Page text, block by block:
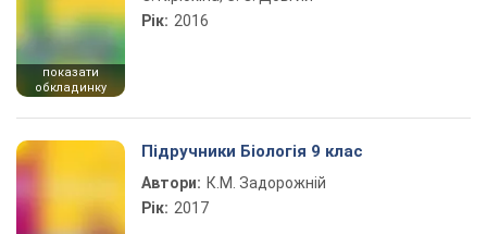
показати
обкладинку
Рік: 2016
Підручники Біологія 9 клас
Автори: К.М. Задорожній
Рік: 2017